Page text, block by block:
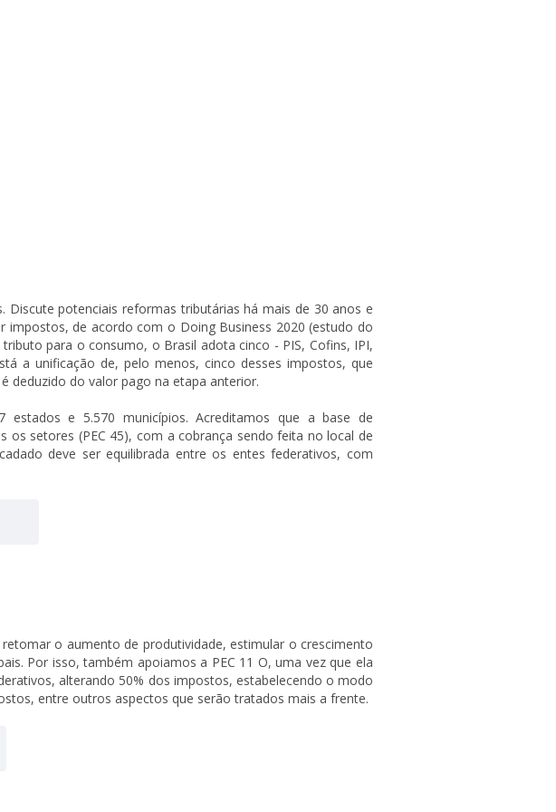
potenciais reformas tributárias há mais de 30 anos e
impostos, de acordo com o Doing Business 2020 (estudo do
para o consumo, o Brasil adota cinco - PIS, Cofins, IPI,
a unificação de, pelo menos, cinco desses impostos, que
deduzido do valor pago na etapa anterior.
e 5.570 municípios. Acreditamos que a base de
setores (PEC 45), com a cobrança sendo feita no local de
deve ser equilibrada entre os entes federativos, com
o aumento de produtividade, estimular o crescimento
Por isso, também apoiamos a PEC 11 O, uma vez que ela
alterando 50% dos impostos, estabelecendo o modo
entre outros aspectos que serão tratados mais a frente.